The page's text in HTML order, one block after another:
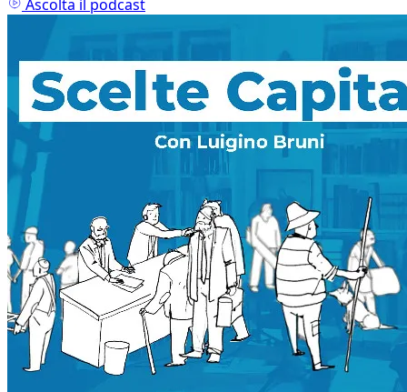
Ascolta il podcast